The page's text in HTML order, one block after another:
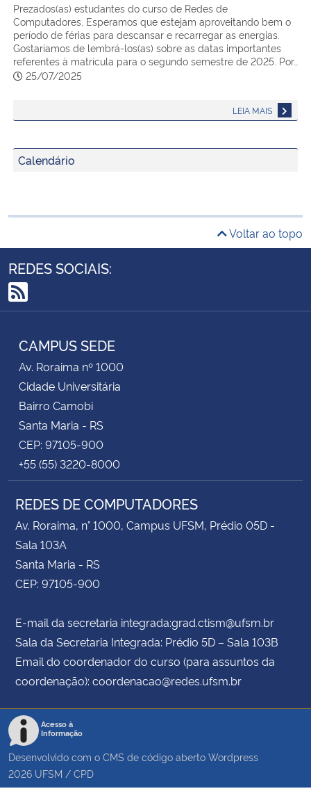
Prezados(as) estudantes do curso de Redes de
Computadores, Esperamos que estejam aproveitando bem o
período de férias para descansar e recarregar as energias.
Gostaríamos de lembrá-los(as) sobre as datas importantes
referentes à matrícula para o segundo semestre de 2025. Por…
25/07/2025
LEIA MAIS
Calendário
Voltar ao topo
REDES SOCIAIS:
RSS
CAMPUS SEDE
Av. Roraima nº 1000
Cidade Universitária
Bairro Camobi
Santa Maria - RS
CEP: 97105-900
+55 (55) 3220-8000
REDES DE COMPUTADORES
Av. Roraima, n° 1000, Campus UFSM, Prédio 05D -
Sala 103A
Santa Maria - RS
CEP: 97105-900
E-mail da secretaria integrada:grad.ctism@ufsm.br
Sala da Secretaria Integrada: Prédio 5D – Sala 103B
Email do coordenador do curso (para assuntos da
coordenação): coordenacao@redes.ufsm.br
Acesso à
Informação
Desenvolvido com o CMS de código aberto Wordpress
2026 UFSM / CPD